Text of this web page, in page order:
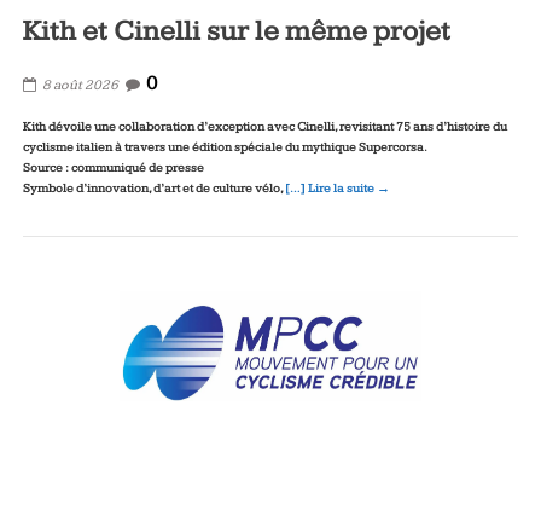
Kith et Cinelli sur le même projet
8 août 2026 0
Kith dévoile une collaboration d’exception avec Cinelli, revisitant 75 ans d’histoire du
cyclisme italien à travers une édition spéciale du mythique Supercorsa.
Source : communiqué de presse
Symbole d’innovation, d’art et de culture vélo, […] Lire la suite →